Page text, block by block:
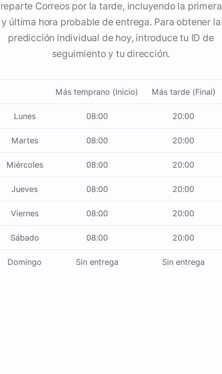
reparte Correos por la tarde, incluyendo la primera
y última hora probable de entrega. Para obtener la
predicción individual de hoy, introduce tu ID de
seguimiento y tu dirección.
Más temprano (Inicio) Más tarde (Final)
Lunes 08:00 20:00
Martes 08:00 20:00
Miércoles 08:00 20:00
Jueves 08:00 20:00
Viernes 08:00 20:00
Sábado 08:00 20:00
Domingo Sin entrega Sin entrega